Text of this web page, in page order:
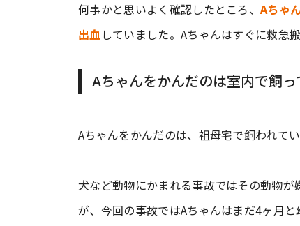
何事かと思いよく確認したところ、Aちゃ
出血していました。Aちゃんはすぐに救急
Aちゃんをかんだのは室内で飼
Aちゃんをかんだのは、祖母宅で飼われて
犬など動物にかまれる事故ではその動物
が、今回の事故ではAちゃんはまだ4ヶ月